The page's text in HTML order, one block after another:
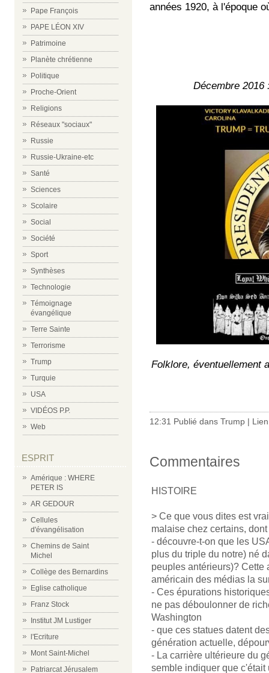
Pape François
PAPE LÉON XIV
Patrimoine
Planète chrétienne
Politique
Proche-Orient
Religions
Réseaux "sociaux"
Russie
Russie-Ukraine-etc
Santé
Sciences
Scolaire
Social
Société
Sport
Synthèses
Technologie
Témoignage
évangélique
Terre Sainte
Terrorisme
Trump
Turquie
USA
VIDÉOS P.P.
Web
ESPRIT
Amérique : WHERE
PETER IS
AR GEDOUR
Cellules
d'évangélisation
Chemins de Saint
Michel
Collège des Bernardins
Eglise catholique
Franz Stock
Institut JM Lustiger
l'Ecriture
Mont Saint-Michel
Patriarcat Jérusalem
années 1920, à l'époque
Décembre 2016
Folklore, éventuellement
12:31 Publié dans Trump |
Commentaires
HISTOIRE
> Ce que vous dites est
malaise chez certains,
- découvre-t-on que les
plus du triple du notre) né
peuples antérieurs)? Cette
américain des médias la
- Ces épurations
ne pas déboulonner de
Washington
- que ces statues datent
génération actuelle,
- La carrière ultérieure du
semble indiquer que